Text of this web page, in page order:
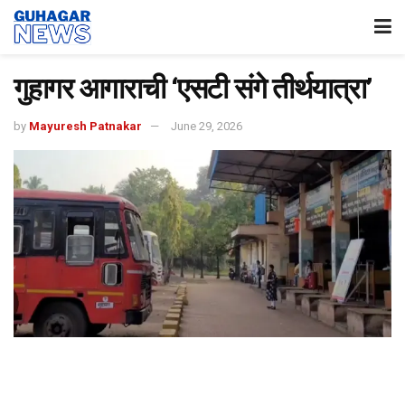
गुहागर आगाराची ‘एसटी संगे तीर्थयात्रा’
by Mayuresh Patnakar June 29, 2026